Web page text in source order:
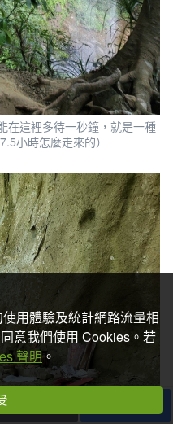
在這裡多待一秒鐘，就是一種
小時怎麼走來的）
用體驗及統計網路流量相
意我們使用 Cookies。若
聲明。